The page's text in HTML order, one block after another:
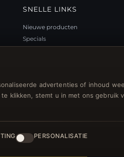
advertenties of inhoud
klikken, stemt u in met ons gebruik
PERSONALISATIE
SNELLE LINKS
Nieuwe producten
Specials